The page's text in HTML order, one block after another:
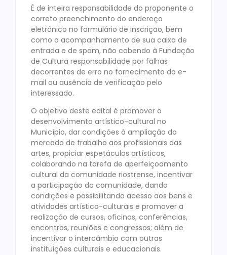
É de inteira responsabilidade do proponente o
correto preenchimento do endereço
eletrônico no formulário de inscrição, bem
como o acompanhamento de sua caixa de
entrada e de spam, não cabendo à Fundação
de Cultura responsabilidade por falhas
decorrentes de erro no fornecimento do e-
mail ou ausência de verificação pelo
interessado.
O objetivo deste edital é promover o
desenvolvimento artístico-cultural no
Município, dar condições à ampliação do
mercado de trabalho aos profissionais das
artes, propiciar espetáculos artísticos,
colaborando na tarefa de aperfeiçoamento
cultural da comunidade riostrense, incentivar
a participação da comunidade, dando
condições e possibilitando acesso aos bens e
atividades artístico-culturais e promover a
realização de cursos, oficinas, conferências,
encontros, reuniões e congressos; além de
incentivar o intercâmbio com outras
instituições culturais e educacionais.